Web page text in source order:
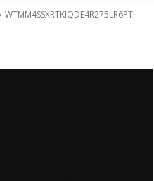
WTMM4SSXRTKIQDE4R275LR6PTI